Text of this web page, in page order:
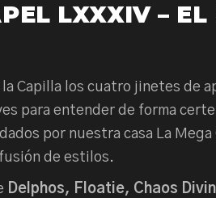
LXXXIV –
Capilla los cuatro jinetes de
para entender de forma
por nuestra casa La
de estilos.
Delphos, Floatie, Chaos